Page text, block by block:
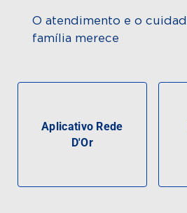
O atendimento e o
família merece
Aplicativo Rede
D'Or